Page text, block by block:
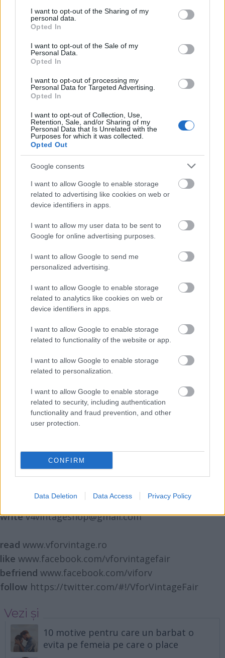
not limited to your visit or usage behaviour. You may click to
grant or deny consent to Google and its third-party tags to
use your data for below specified purposes in below Google
consent section.
I want to opt-out of the Sharing of my
personal data.
Opted In
I want to opt-out of the Sale of my
Personal Data.
Opted In
I want to opt-out of processing my
Personal Data for Targeted Advertising.
Opted In
I want to opt-out of Collection, Use,
Retention, Sale, and/or Sharing of my
Personal Data that Is Unrelated with the
Purposes for which it was collected.
Opted Out
Google consents
I want to allow Google to enable storage
related to advertising like cookies on web or
device identifiers in apps.
I want to allow my user data to be sent to
Google for online advertising purposes.
I want to allow Google to send me
personalized advertising.
I want to allow Google to enable storage
related to analytics like cookies on web or
device identifiers in apps.
I want to allow Google to enable storage
related to functionality of the website or app.
I want to allow Google to enable storage
related to personalization.
I want to allow Google to enable storage
related to security, including authentication
functionality and fraud prevention, and other
user protection.
CONFIRM
Data Deletion Data Access Privacy Policy
V for VINTAGE is
0723.636.276
writev4vintageshop@gmail.com
read www.vforvintage.ro
like www.facebook.com/vforvintagefair
befriend www.facebook.com/viforv
follow https://twitter.com/#!/VforVintageFair
Vezi și
10 motive pentru care un barbat o
evita pe femeia pe care o place